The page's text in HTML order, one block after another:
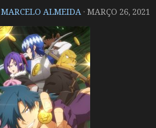
MARCELO ALMEIDA · MARÇO 26, 2021